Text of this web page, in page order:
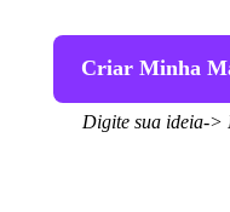
Criar Minha
Digite sua ideia->